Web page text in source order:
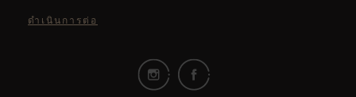
ดำเนินการต่อ